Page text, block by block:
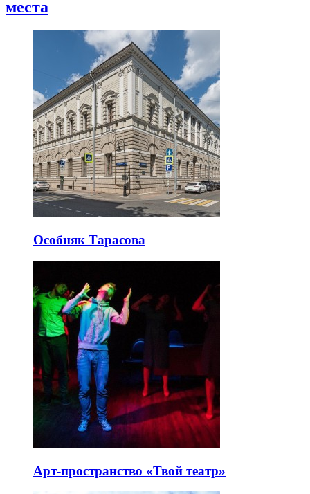
места
Особняк Тарасова
Арт-пространство «Твой театр»